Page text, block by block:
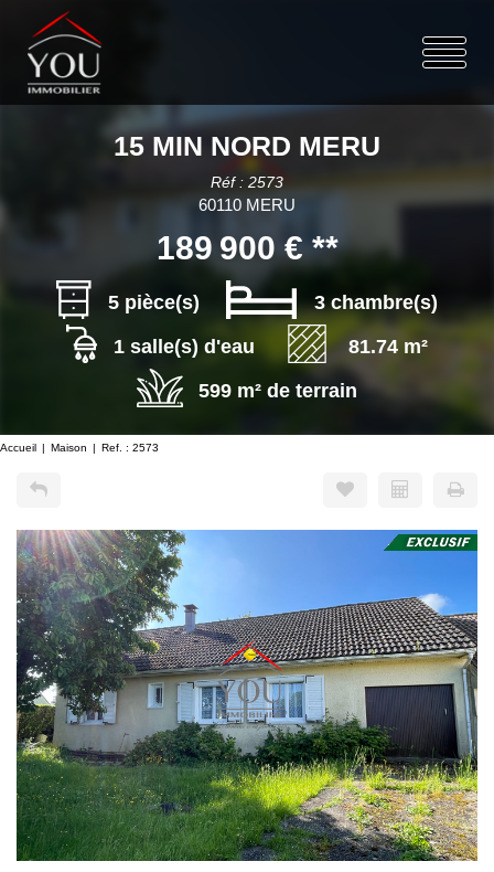
15 MIN NORD MERU
Réf : 2573
60110 MERU
189 900 € **
5 pièce(s)
3 chambre(s)
1 salle(s) d'eau
81.74 m²
599 m² de terrain
Accueil Maison Ref. : 2573